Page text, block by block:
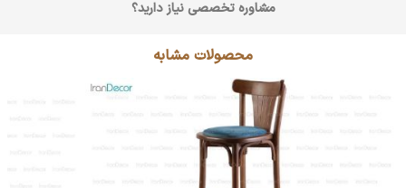
مشاوره تخصصی نیاز دارید؟
محصولات مشابه